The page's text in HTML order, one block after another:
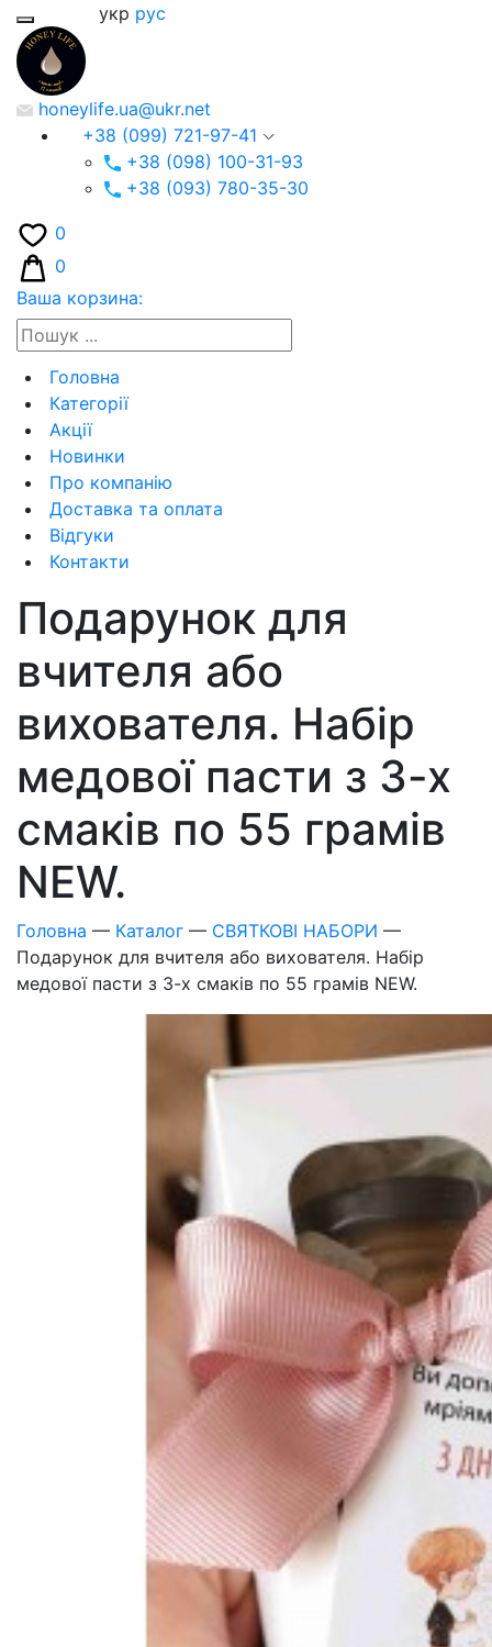
укр рус
honeylife.ua@ukr.net
+38 (099) 721-97-41
+38 (098) 100-31-93
+38 (093) 780-35-30
0
0
Ваша корзина:
Головна
Категорії
Акції
Новинки
Про компанію
Доставка та оплата
Відгуки
Контакти
Подарунок для
вчителя або
вихователя. Набір
медової пасти з 3-х
смаків по 55 грамів
NEW.
Головна — Каталог — СВЯТКОВІ НАБОРИ —
Подарунок для вчителя або вихователя. Набір
медової пасти з 3-х смаків по 55 грамів NEW.